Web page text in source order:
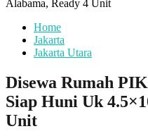
Home
Jakarta
Jakarta Utara
Disewa Rumah
Siap Huni Uk
Unit